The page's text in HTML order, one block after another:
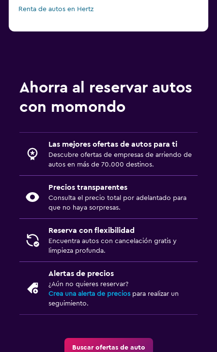
Renta de autos en Hertz
Ahorra al reservar autos
con momondo
Las mejores ofertas de autos para ti
Descubre ofertas de empresas de arriendo de
autos en más de 70.000 destinos.
Precios transparentes
Consulta el precio total por adelantado para
que no haya sorpresas.
Reserva con flexibilidad
Encuentra autos con cancelación gratis y
limpieza profunda.
Alertas de precios
¿Aún no quieres reservar?
Crea una alerta de precios para realizar un
seguimiento.
Buscar ofertas de auto